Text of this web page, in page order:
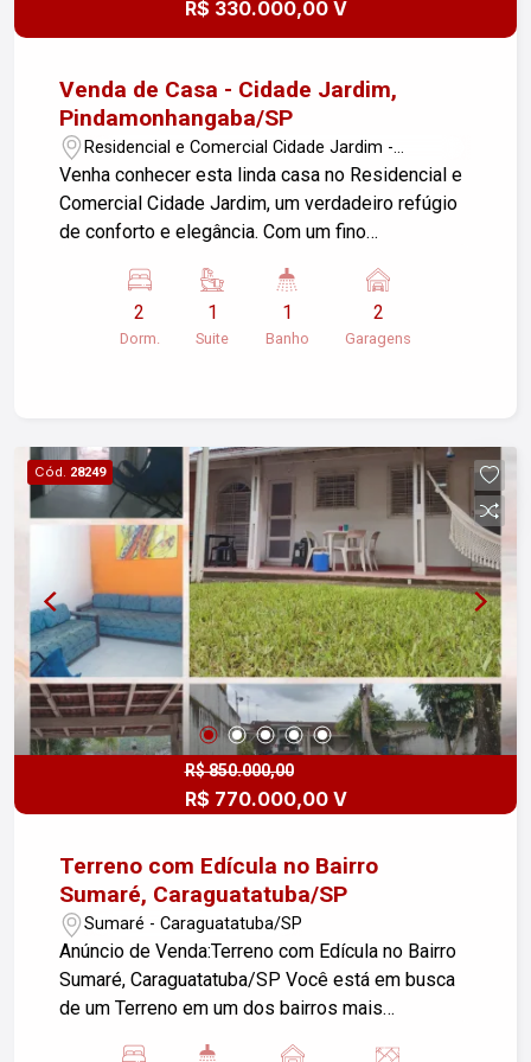
R$ 330.000,00 V
Venda de Casa - Cidade Jardim,
Pindamonhangaba/SP
Residencial e Comercial Cidade Jardim -
Pindamonhangaba/SP
Venha conhecer esta linda casa no Residencial e
Comercial Cidade Jardim, um verdadeiro refúgio
de conforto e elegância. Com um fino
busca qualidade de vida em um dos bairros mais
valorizados de Pindamonhangaba.
Características do Imóvel: - Área construída:
de amplitude e sofisticação - Rebaixamento em
gesso com sanca, adicionando um toque de
classe ao ambiente - Cozinha funcional e bem
iluminada - 1 banheiro social - 2 vagas de
garagem - Portão eletrônico para maior
segurança e comodidade Esta casa é perfeita
para quem deseja um lar com um design moderno
e aconchegante, além de estar localizada em uma
região tranquila e com fácil acesso a serviços e
comércio local. Não perca a oportunidade de
viver com estilo e conforto! Agende uma visita e
venha se encantar!
2
Dorm.
1
Suite
1
Banho
2
Garagens
Cód. 28249
R$ 850.000,00
R$ 770.000,00 V
Terreno com Edícula no Bairro
Sumaré, Caraguatatuba/SP
Sumaré - Caraguatatuba/SP
Anúncio de Venda:Terreno com Edícula no Bairro
Sumaré, Caraguatatuba/SP Você está em busca
de um Terreno em um dos bairros mais